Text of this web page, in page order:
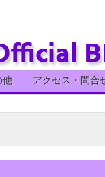
他 アクセス・問合